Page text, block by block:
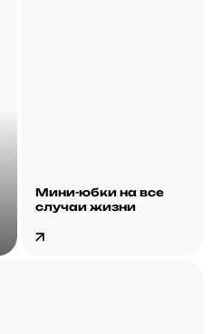
Мини-юбки на все
случаи жизни